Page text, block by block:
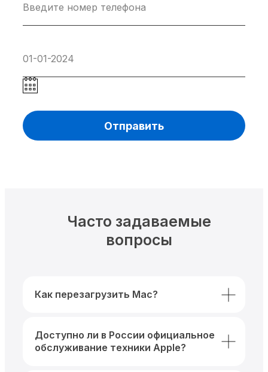
Отправить
Часто задаваемые
вопросы
Как перезагрузить Mac?
Доступно ли в России официальное
обслуживание техники Apple?